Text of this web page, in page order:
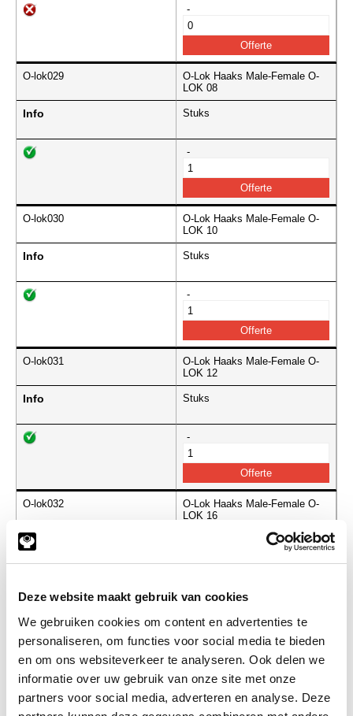
Deze website maakt gebruik van cookies
We gebruiken cookies om content en advertenties te
personaliseren, om functies voor social media te bieden
en om ons websiteverkeer te analyseren. Ook delen we
informatie over uw gebruik van onze site met onze
partners voor social media, adverteren en analyse. Deze
-
O-lok029
O-Lok Haaks Male-Female O-
LOK 08
Info Stuks
-
O-lok030
O-Lok Haaks Male-Female O-
LOK 10
Info Stuks
-
O-lok031
O-Lok Haaks Male-Female O-
LOK 12
Info Stuks
-
O-lok032
O-Lok Haaks Male-Female O-
LOK 16
Info
O-lok033
O-Lok Haaks Male-Female O-
LOK 20
Info Stuks